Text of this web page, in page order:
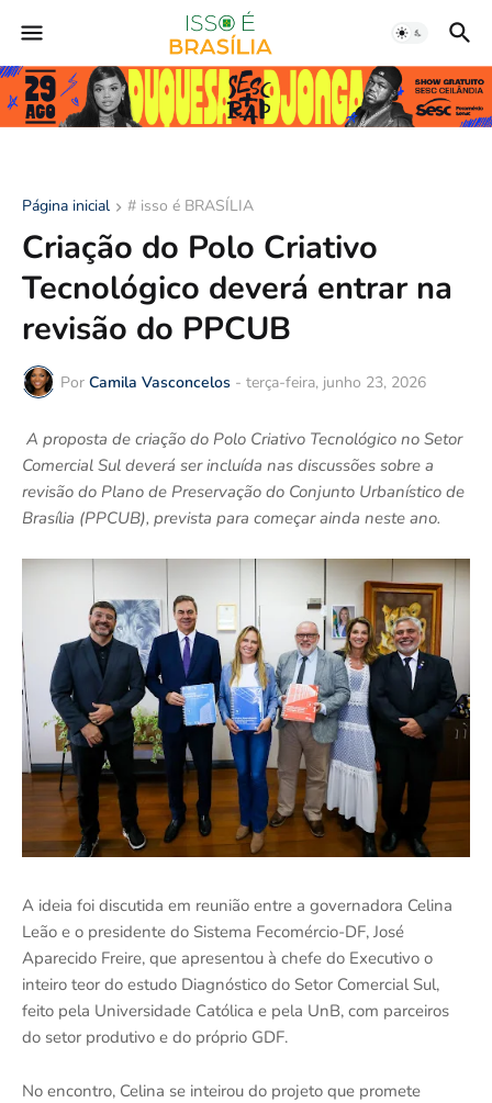
Página inicial # isso é BRASÍLIA
Criação do Polo Criativo
Tecnológico deverá entrar na
revisão do PPCUB
Por Camila Vasconcelos - terça-feira, junho 23, 2026
A proposta de criação do Polo Criativo Tecnológico no Setor
Comercial Sul deverá ser incluída nas discussões sobre a
revisão do Plano de Preservação do Conjunto Urbanístico de
Brasília (PPCUB), prevista para começar ainda neste ano.
A ideia foi discutida em reunião entre a governadora Celina
Leão e o presidente do Sistema Fecomércio-DF, José
Aparecido Freire, que apresentou à chefe do Executivo o
inteiro teor do estudo Diagnóstico do Setor Comercial Sul,
feito pela Universidade Católica e pela UnB, com parceiros
do setor produtivo e do próprio GDF.
No encontro, Celina se inteirou do projeto que promete